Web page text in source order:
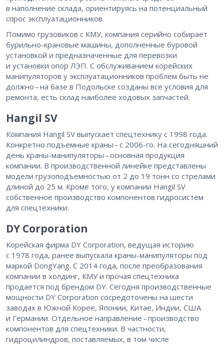
в наполнение склада, ориентируясь на потенциальный
спрос эксплуатационников.
Помимо грузовиков с КМУ, компания серийно собирает
бурильно-крановые машины, дополненные буровой
установкой и предназначенные для перевозки
и установки опор ЛЭП. С обслуживанием корейских
манипуляторов у эксплуатационников проблем быть не
должно – ​на базе в Подольске созданы все условия для
ремонта, есть склад наиболее ходовых запчастей.
Hangil SV
Компания Hangil SV выпускает спецтехнику с 1998 года.
Конкретно подъемные краны – ​с 2006-го. На сегодняшний
день краны-манипуляторы – ​основная продукция
компании. В производственной линейке представлены
модели грузоподъемностью от 2 до 19 тонн со стрелами
длиной до 25 м. Кроме того, у компании Hangil SV
собственное производство компонентов гидросистем
для спецтехники.
DY Corporation
Корейская фирма DY Corporation, ведущая историю
с 1978 года, ранее выпускала краны-манипуляторы под
маркой DongYang. С 2014 года, после преобразования
компании в холдинг, КМУ и прочая спецтехника
продается под брендом DY. Сегодня производственные
мощности DY Corporation сосредоточены на шести
заводах в Южной Корее, Японии, Китае, Индии, США
и Германии. Отдельное направление – ​производство
компонентов для спецтехники. В частности,
гидроцилиндров, поставляемых, в том числе